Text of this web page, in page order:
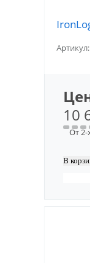
Артикул:
10
От 2-